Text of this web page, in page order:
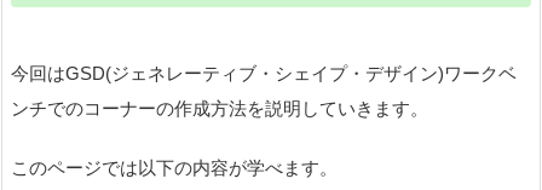
今回はGSD(ジェネレーティブ・シェイプ・デザイン)ワークベ
ンチでのコーナーの作成方法を説明していきます。
このページでは以下の内容が学べます。